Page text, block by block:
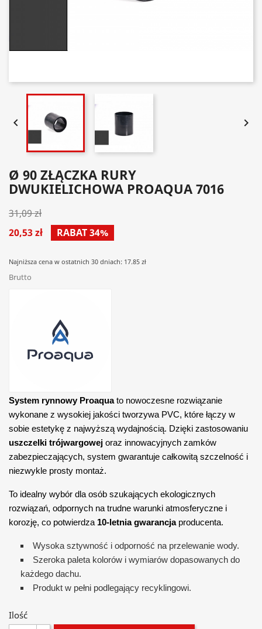
 
Ø 90 ZŁĄCZKA RURY
DWUKIELICHOWA PROAQUA 7016
31,09 zł
20,53 zł
RABAT 34%
Najniższa cena w ostatnich 30 dniach: 17.85 zł
Brutto
System rynnowy Proaquato nowoczesne rozwiązanie
wykonane z wysokiej jakości tworzywa PVC, które łączy w
sobie estetykę z najwyższą wydajnością. Dzięki zastosowaniu
uszczelki trójwargowej oraz innowacyjnych zamków
zabezpieczających, system gwarantuje całkowitą szczelność i
niezwykle prosty montaż.
To idealny wybór dla osób szukających ekologicznych
rozwiązań, odpornych na trudne warunki atmosferyczne i
korozję, co potwierdza 10-letnia gwarancjaproducenta.
Wysoka sztywność i odporność na przelewanie wody.
Szeroka paleta kolorów i wymiarów dopasowanych do
każdego dachu.
Produkt w pełni podlegający recyklingowi.
Ilość